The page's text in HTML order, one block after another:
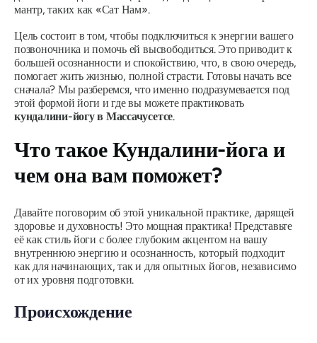
мантр, таких как «Сат Нам».
Цель состоит в том, чтобы подключиться к энергии вашего
позвоночника и помочь ей высвободиться. Это приводит к
большей осознанности и спокойствию, что, в свою очередь,
помогает жить жизнью, полной страсти. Готовы начать все
сначала? Мы разберемся, что именно подразумевается под
этой формой йоги и где вы можете практиковать
кундалини-йогу в Массачусетсе.
Что такое Кундалини-йога и
чем она вам поможет?
Давайте поговорим об этой уникальной практике, дарящей
здоровье и духовность! Это мощная практика! Представьте
её как стиль йоги с более глубоким акцентом на вашу
внутреннюю энергию и осознанность, который подходит
как для начинающих, так и для опытных йогов, независимо
от их уровня подготовки.
Происхождение